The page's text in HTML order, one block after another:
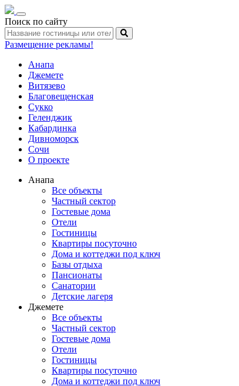
Toggle
navigation
Поиск по сайту
Размещение рекламы!
Анапа
Джемете
Витязево
Благовещенская
Сукко
Геленджик
Кабардинка
Дивноморск
Сочи
О проекте
Анапа
Все объекты
Частный сектор
Гостевые дома
Отели
Гостиницы
Квартиры посуточно
Дома и коттеджи под ключ
Базы отдыха
Пансионаты
Санатории
Детские лагеря
Джемете
Все объекты
Частный сектор
Гостевые дома
Отели
Гостиницы
Квартиры посуточно
Дома и коттеджи под ключ